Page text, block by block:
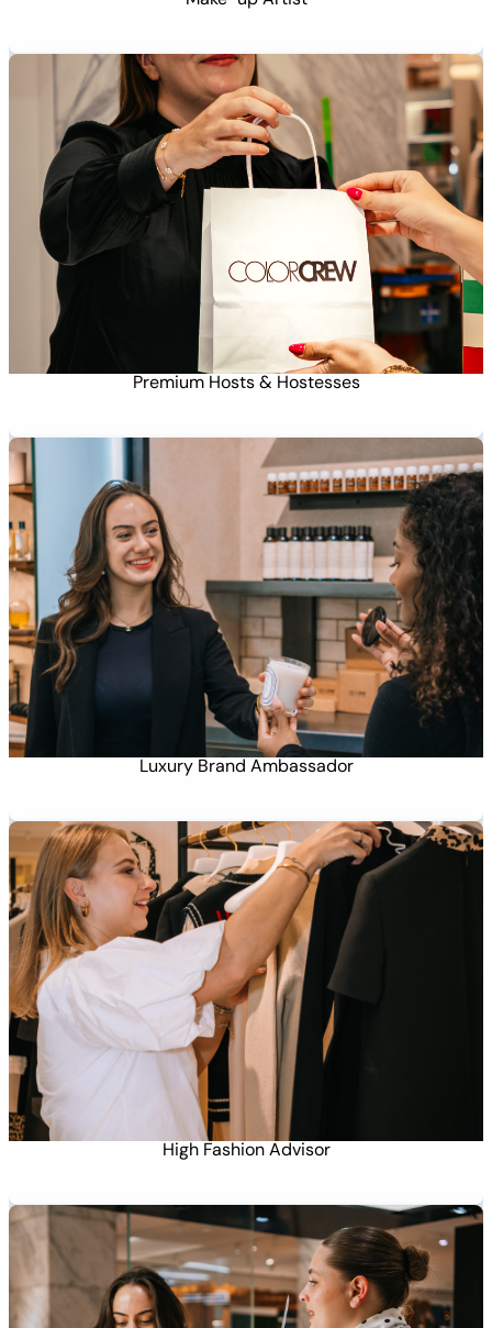
Premium Hosts & Hostesses
Luxury Brand Ambassador
High Fashion Advisor